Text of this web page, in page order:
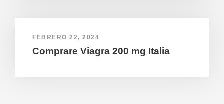
FEBRERO 22, 2024
Comprare Viagra 200 mg Italia